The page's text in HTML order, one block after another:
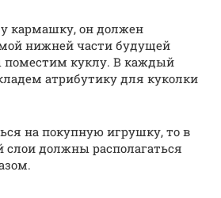
кармашку, он должен
нижней части будущей
куклу. В каждый
атрибутику для куколки
на покупную игрушку, то в
слои должны располагаться